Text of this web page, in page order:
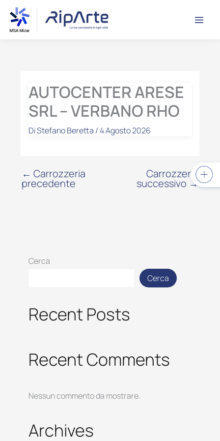
contenuto
contenuto
AUTOCENTER ARESE
SRL – VERBANO RHO
DiStefano Beretta /4 Agosto 2026
← Carrozzeria
precedente
Carrozzeria
successivo →
Cerca
Cerca
Recent Posts
Recent Comments
Nessun commento da mostrare.
Archives